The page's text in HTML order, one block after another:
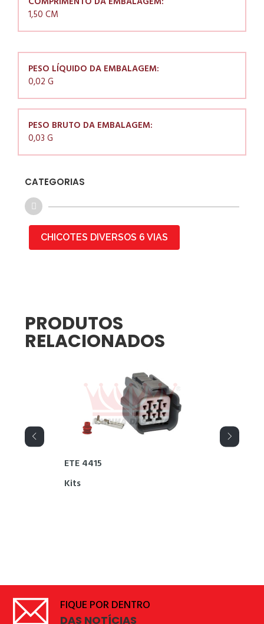
1,50 CM
PESO LÍQUIDO DA EMBALAGEM:
0,02 G
PESO BRUTO DA EMBALAGEM:
0,03 G
CATEGORIAS
CHICOTES DIVERSOS 6 VIAS
PRODUTOS
RELACIONADOS
ETE 4415
Kits
FIQUE POR DENTRO
DAS NOTÍCIAS